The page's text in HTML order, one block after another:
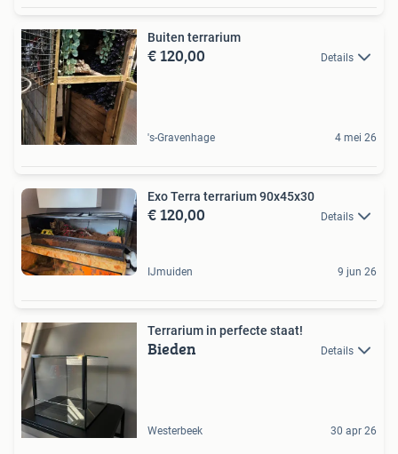
Buiten terrarium
€ 120,00 Details
's-Gravenhage 4 mei 26
Exo Terra terrarium 90x45x30
€ 120,00 Details
IJmuiden 9 jun 26
Terrarium in perfecte staat!
Bieden Details
Westerbeek 30 apr 26